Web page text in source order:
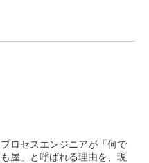
プロセスエンジニアが「何で
も屋」と呼ばれる理由を、現